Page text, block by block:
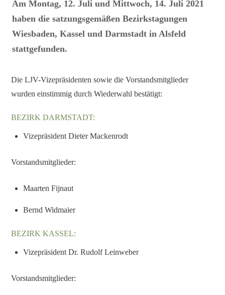
Am Montag, 12. Juli und Mittwoch, 14. Juli 2021
haben die satzungsgemäßen Bezirkstagungen
Wiesbaden, Kassel und Darmstadt in Alsfeld
stattgefunden.
Die LJV-Vizepräsidenten sowie die Vorstandsmitglieder
wurden einstimmig durch Wiederwahl bestätigt:
BEZIRK DARMSTADT:
Vizepräsident Dieter Mackenrodt
Vorstandsmitglieder:
Maarten Fijnaut
Bernd Widmaier
BEZIRK KASSEL:
Vizepräsident Dr. Rudolf Leinweber
Vorstandsmitglieder: